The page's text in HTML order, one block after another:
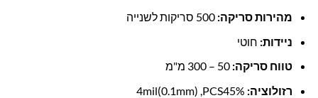
מהירות סריקה:
ניידות: חוטי
טווח סריקה:
רזולוציה: